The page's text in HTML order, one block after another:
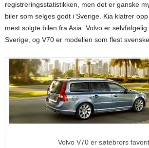
registreringsstatistikken, men det er ganske
biler som selges godt i Sverige. Kia klatrer
mest solgte bilen fra Asia. Volvo er
Sverige, og V70 er modellen som flest
Volvo V70 er søtebrors